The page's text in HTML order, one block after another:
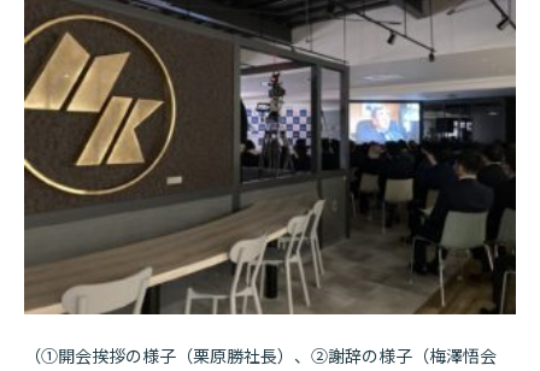
（①開会挨拶の様子（栗原勝社長）、②謝辞の様子（梅澤悟会